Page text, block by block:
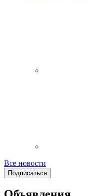
Все новости
Подписаться